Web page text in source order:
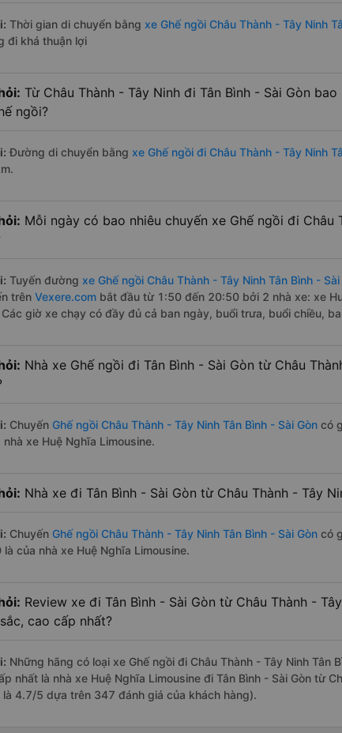
Thời gian di chuyển bằng xe Ghế ngồi Châu Thành - Tây Ninh
đi khá thuận lợi
Từ Châu Thành - Tây Ninh đi Tân Bình - Sài Gòn
ngồi?
Đường di chuyển bằng xe Ghế ngồi đi Châu Thành - Tây Ninh
Mỗi ngày có bao nhiêu chuyến xe Ghế ngồi đi Châu
Tuyến đường xe Ghế ngồi Châu Thành - Tây Ninh Tân Bình - Sài
trên Vexere.com bắt đầu từ 1:50 đến 20:50 bởi 2 nhà xe: xe
Các giờ xe chạy có đầy đủ cả ban ngày, buổi trưa, buổi chiều,
Nhà xe Ghế ngồi đi Tân Bình - Sài Gòn từ Châu
Chuyến Ghế ngồi Châu Thành - Tây Ninh Tân Bình - Sài Gòn có
nhà xe Huệ Nghĩa Limousine.
Nhà xe đi Tân Bình - Sài Gòn từ Châu Thành - Tây
Chuyến Ghế ngồi Châu Thành - Tây Ninh Tân Bình - Sài Gòn có
là của nhà xe Huệ Nghĩa Limousine.
Review xe đi Tân Bình - Sài Gòn từ Châu Thành -
cao cấp nhất?
Những hãng có loại xe Ghế ngồi đi Châu Thành - Tây Ninh Tân
nhất là nhà xe Huệ Nghĩa Limousine đi Tân Bình - Sài Gòn từ
là 4.7/5 dựa trên 347 đánh giá của khách hàng).